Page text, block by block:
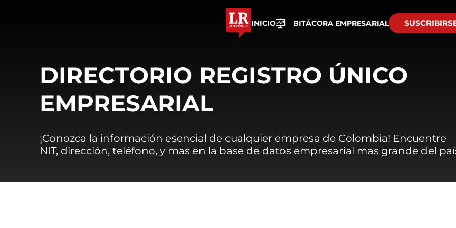
INICIO BITÁCORA EMPRESARIAL
DIRECTORIO REGISTRO ÚNICO
EMPRESARIAL
¡Conozca la información esencial de cualquier empresa de Colombia! Encuentre
NIT, dirección, teléfono, y mas en la base de datos empresarial mas grande del